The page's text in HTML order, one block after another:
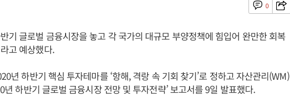
0
기 글로벌 금융시장을 놓고 각 국가의 대규모 부양정책에 힘입어 완만한 회복
고 예상했다.
년 하반기 핵심 투자테마를 ‘항해, 격랑 속 기회 찾기’로 정하고 자산관리(WM)
년 하반기 글로벌 금융시장 전망 및 투자전략’ 보고서를 9일 발표했다.